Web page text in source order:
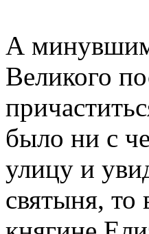
А минувшим
Великого
было ни с
улицу и
святыня, то